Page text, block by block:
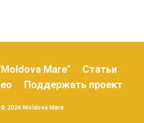
Mare"
Статьи
Поддержать проект
© 2024 Moldova Mare